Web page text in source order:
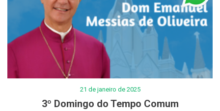
21 de janeiro de 2025
3º Domingo do Tempo Comum